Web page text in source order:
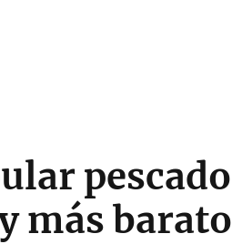
pescado
más barato